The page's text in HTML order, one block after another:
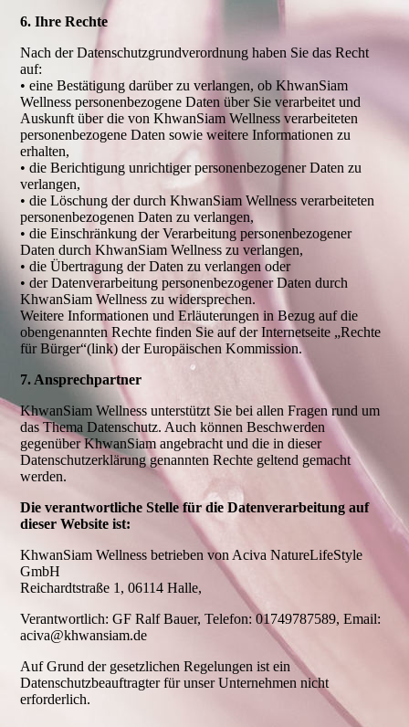
6. Ihre Rechte
Nach der Datenschutzgrundverordnung haben Sie das Recht
auf:
• eine Bestätigung darüber zu verlangen, ob KhwanSiam
Wellness personenbezogene Daten über Sie verarbeitet und
Auskunft über die von KhwanSiam Wellness verarbeiteten
personenbezogene Daten sowie weitere Informationen zu
erhalten,
• die Berichtigung unrichtiger personenbezogener Daten zu
verlangen,
• die Löschung der durch KhwanSiam Wellness verarbeiteten
personenbezogenen Daten zu verlangen,
• die Einschränkung der Verarbeitung personenbezogener
Daten durch KhwanSiam Wellness zu verlangen,
• die Übertragung der Daten zu verlangen oder
• der Datenverarbeitung personenbezogener Daten durch
KhwanSiam Wellness zu widersprechen.
Weitere Informationen und Erläuterungen in Bezug auf die
obengenannten Rechte finden Sie auf der Internetseite „Rechte
für Bürger“(link) der Europäischen Kommission.
7. Ansprechpartner
KhwanSiam Wellness unterstützt Sie bei allen Fragen rund um
das Thema Datenschutz. Auch können Beschwerden
gegenüber KhwanSiam angebracht und die in dieser
Datenschutzerklärung genannten Rechte geltend gemacht
werden.
Die verantwortliche Stelle für die Datenverarbeitung auf
dieser Website ist:
KhwanSiam Wellness betrieben von Aciva NatureLifeStyle
GmbH
Reichardtstraße 1, 06114 Halle,
Verantwortlich: GF Ralf Bauer, Telefon: 01749787589, Email:
aciva@khwansiam.de
Auf Grund der gesetzlichen Regelungen ist ein
Datenschutzbeauftragter für unser Unternehmen nicht
erforderlich.